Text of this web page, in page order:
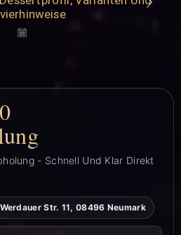
- Schnell Und Klar Direkt
Werdauer Str. 11, 08496 Neumark